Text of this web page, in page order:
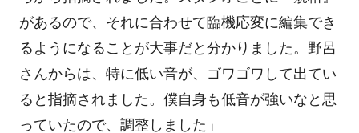
があるので、それに合わせて臨機応変に編集でき
るようになることが大事だと分かりました。野呂
さんからは、特に低い音が、ゴワゴワして出てい
ると指摘されました。僕自身も低音が強いなと思
っていたので、調整しました」